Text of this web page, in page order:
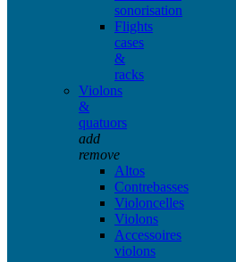
sonorisation
Flights
cases
&
racks
Violons
&
quatuors
add
remove
Altos
Contrebasses
Violoncelles
Violons
Accessoires
violons